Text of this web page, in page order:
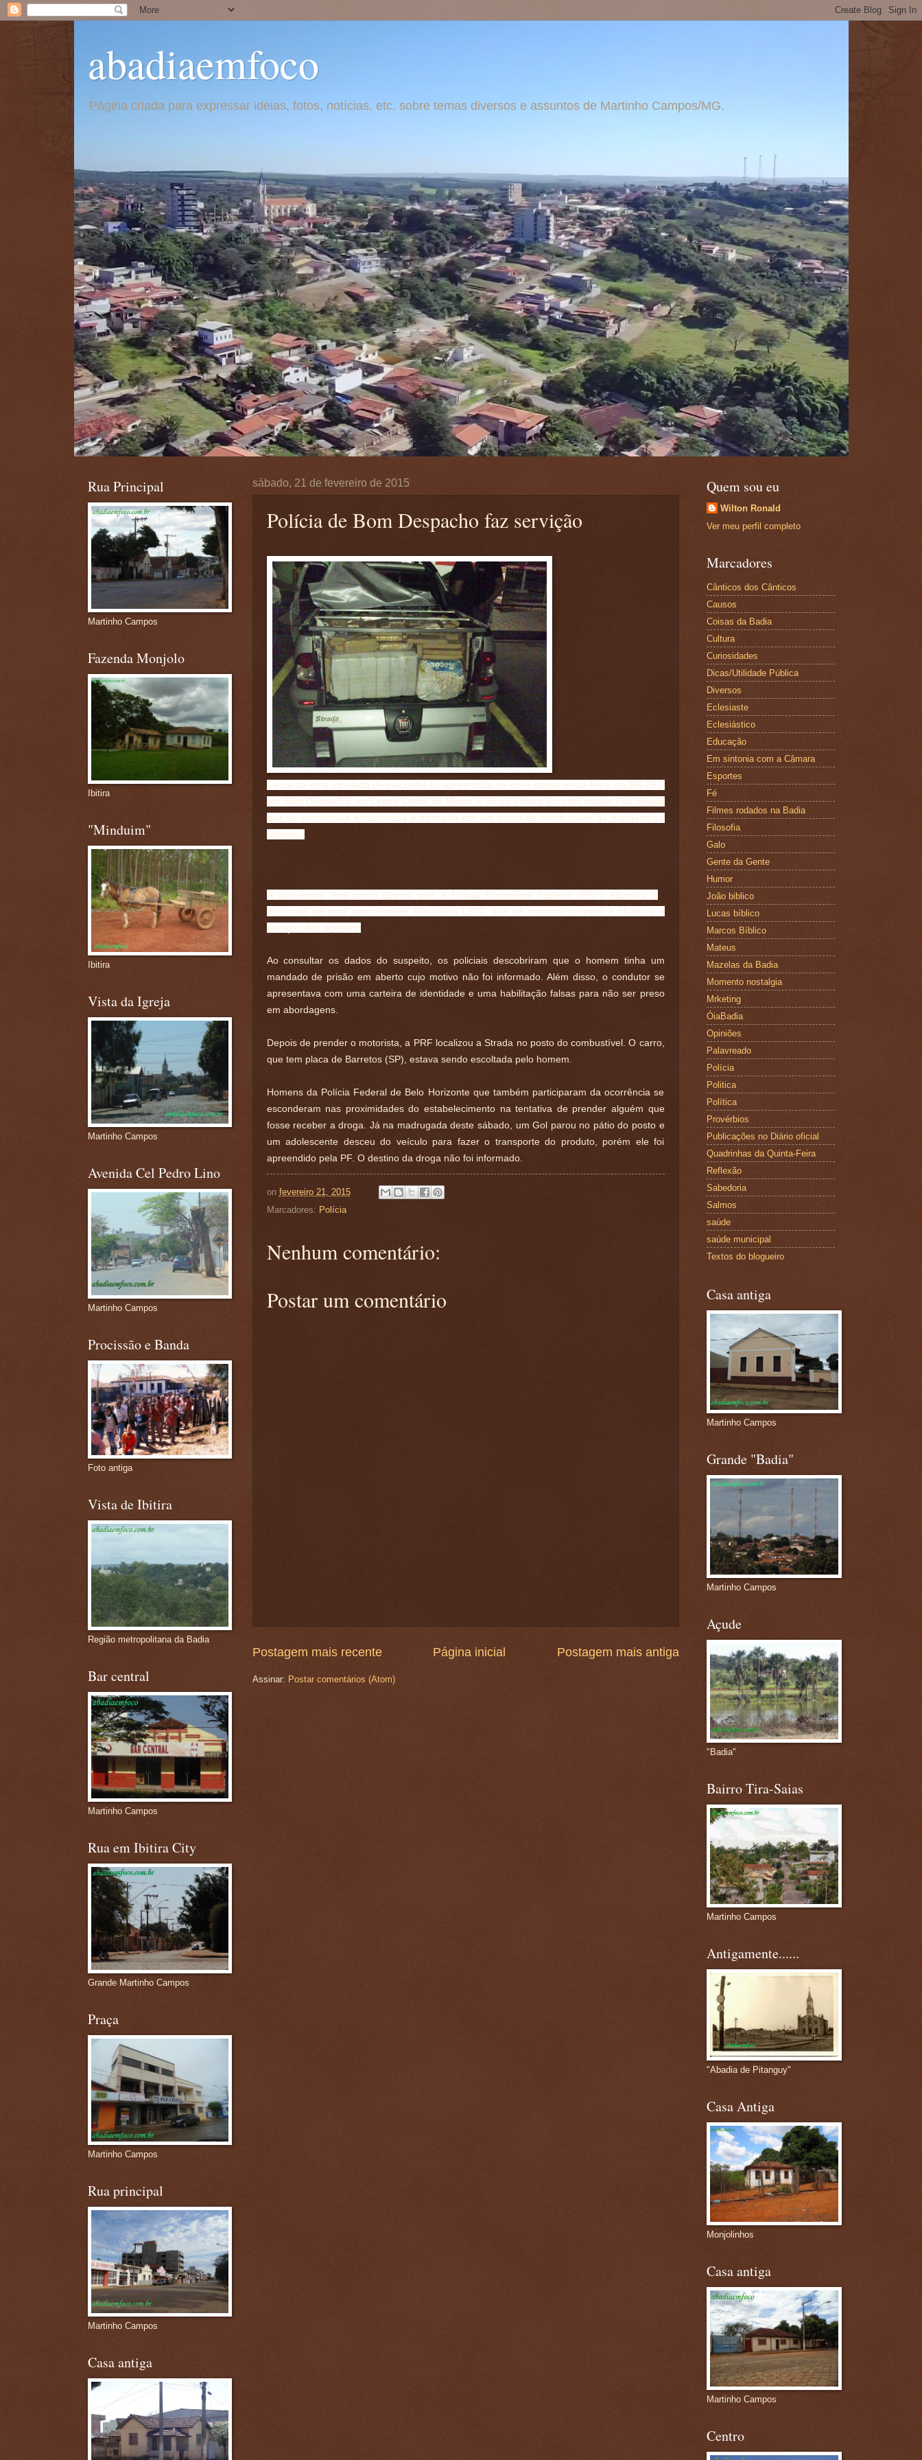
abadiaemfoco
Página criada para expressar ideias, fotos, notícias, etc. sobre temas diversos e assuntos de Martinho Campos/MG.
sábado, 21 de fevereiro de 2015
Polícia de Bom Despacho faz servição
Cerca de uma tonelada de maconha foi apreendida na noite dessa sexta-feira, na BR-262,
em Bom Despacho, no Centro-Oeste de Minas. A droga estava em uma picape Fiat Strada
que se encontrava estacionada e trancada em um posto de combustível às margens da
rodovia.
A ocorrência teve início depois que a Policia Rodoviária Federal (PRF) abordou o
motorista de uma caminhonete Mitsubishi L200, que se mostrou nervoso e chamou a
atenção dos agentes.
Ao consultar os dados do suspeito, os policiais descobriram que o homem tinha um
mandado de prisão em aberto cujo motivo não foi informado. Além disso, o condutor se
apresentava com uma carteira de identidade e uma habilitação falsas para não ser preso
em abordagens.
Depois de prender o motorista, a PRF localizou a Strada no posto do combustível. O carro,
que tem placa de Barretos (SP), estava sendo escoltada pelo homem.
Homens da Polícia Federal de Belo Horizonte que também participaram da ocorrência se
esconderam nas proximidades do estabelecimento na tentativa de prender alguém que
fosse receber a droga. Já na madrugada deste sábado, um Gol parou no pátio do posto e
um adolescente desceu do veículo para fazer o transporte do produto, porém ele foi
apreendido pela PF. O destino da droga não foi informado.
on fevereiro 21, 2015
Marcadores: Polícia
Nenhum comentário:
Postar um comentário
Postagem mais recente Postagem mais antiga
Página inicial
Assinar: Postar comentários (Atom)
Rua Principal
Martinho Campos
Fazenda Monjolo
Ibitira
"Minduim"
Ibitira
Vista da Igreja
Martinho Campos
Avenida Cel Pedro Lino
Martinho Campos
Procissão e Banda
Foto antiga
Vista de Ibitira
Região metropolitana da Badia
Bar central
Martinho Campos
Rua em Ibitira City
Grande Martinho Campos
Praça
Martinho Campos
Rua principal
Martinho Campos
Casa antiga
Quem sou eu
Wilton Ronald
Ver meu perfil completo
Marcadores
Cânticos dos Cânticos
Causos
Coisas da Badia
Cultura
Curiosidades
Dicas/Utilidade Pública
Diversos
Eclesiaste
Eclesiástico
Educação
Em sintonia com a Câmara
Esportes
Fé
Filmes rodados na Badia
Filosofia
Galo
Gente da Gente
Humor
João biblico
Lucas bíblico
Marcos Bíblico
Mateus
Mazelas da Badia
Momento nostalgia
Mrketing
ÓiaBadia
Opiniões
Palavreado
Polícia
Politica
Política
Provérbios
Publicações no Diário oficial
Quadrinhas da Quinta-Feira
Reflexão
Sabedoria
Salmos
saúde
saúde municipal
Textos do blogueiro
Casa antiga
Martinho Campos
Grande "Badia"
Martinho Campos
Açude
"Badia"
Bairro Tira-Saias
Martinho Campos
Antigamente......
"Abadia de Pitanguy"
Casa Antiga
Monjolinhos
Casa antiga
Martinho Campos
Centro